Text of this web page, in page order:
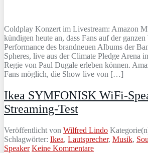
Coldplay Konzert im Livestream: Amazon
kündigen heute an, dass Fans auf der
Performance des brandneuen Albums der
Spheres, live aus der Climate Pledge Arena
Regie von Paul Dugale erleben können.
Fans möglich, die Show live von […]
Ikea SYMFONISK WiFi-
Streaming-Test
Veröffentlicht von Wilfred Lindo
Schlagwörter: Ikea, Lautsprecher, Musik,
Speaker Keine Kommentare